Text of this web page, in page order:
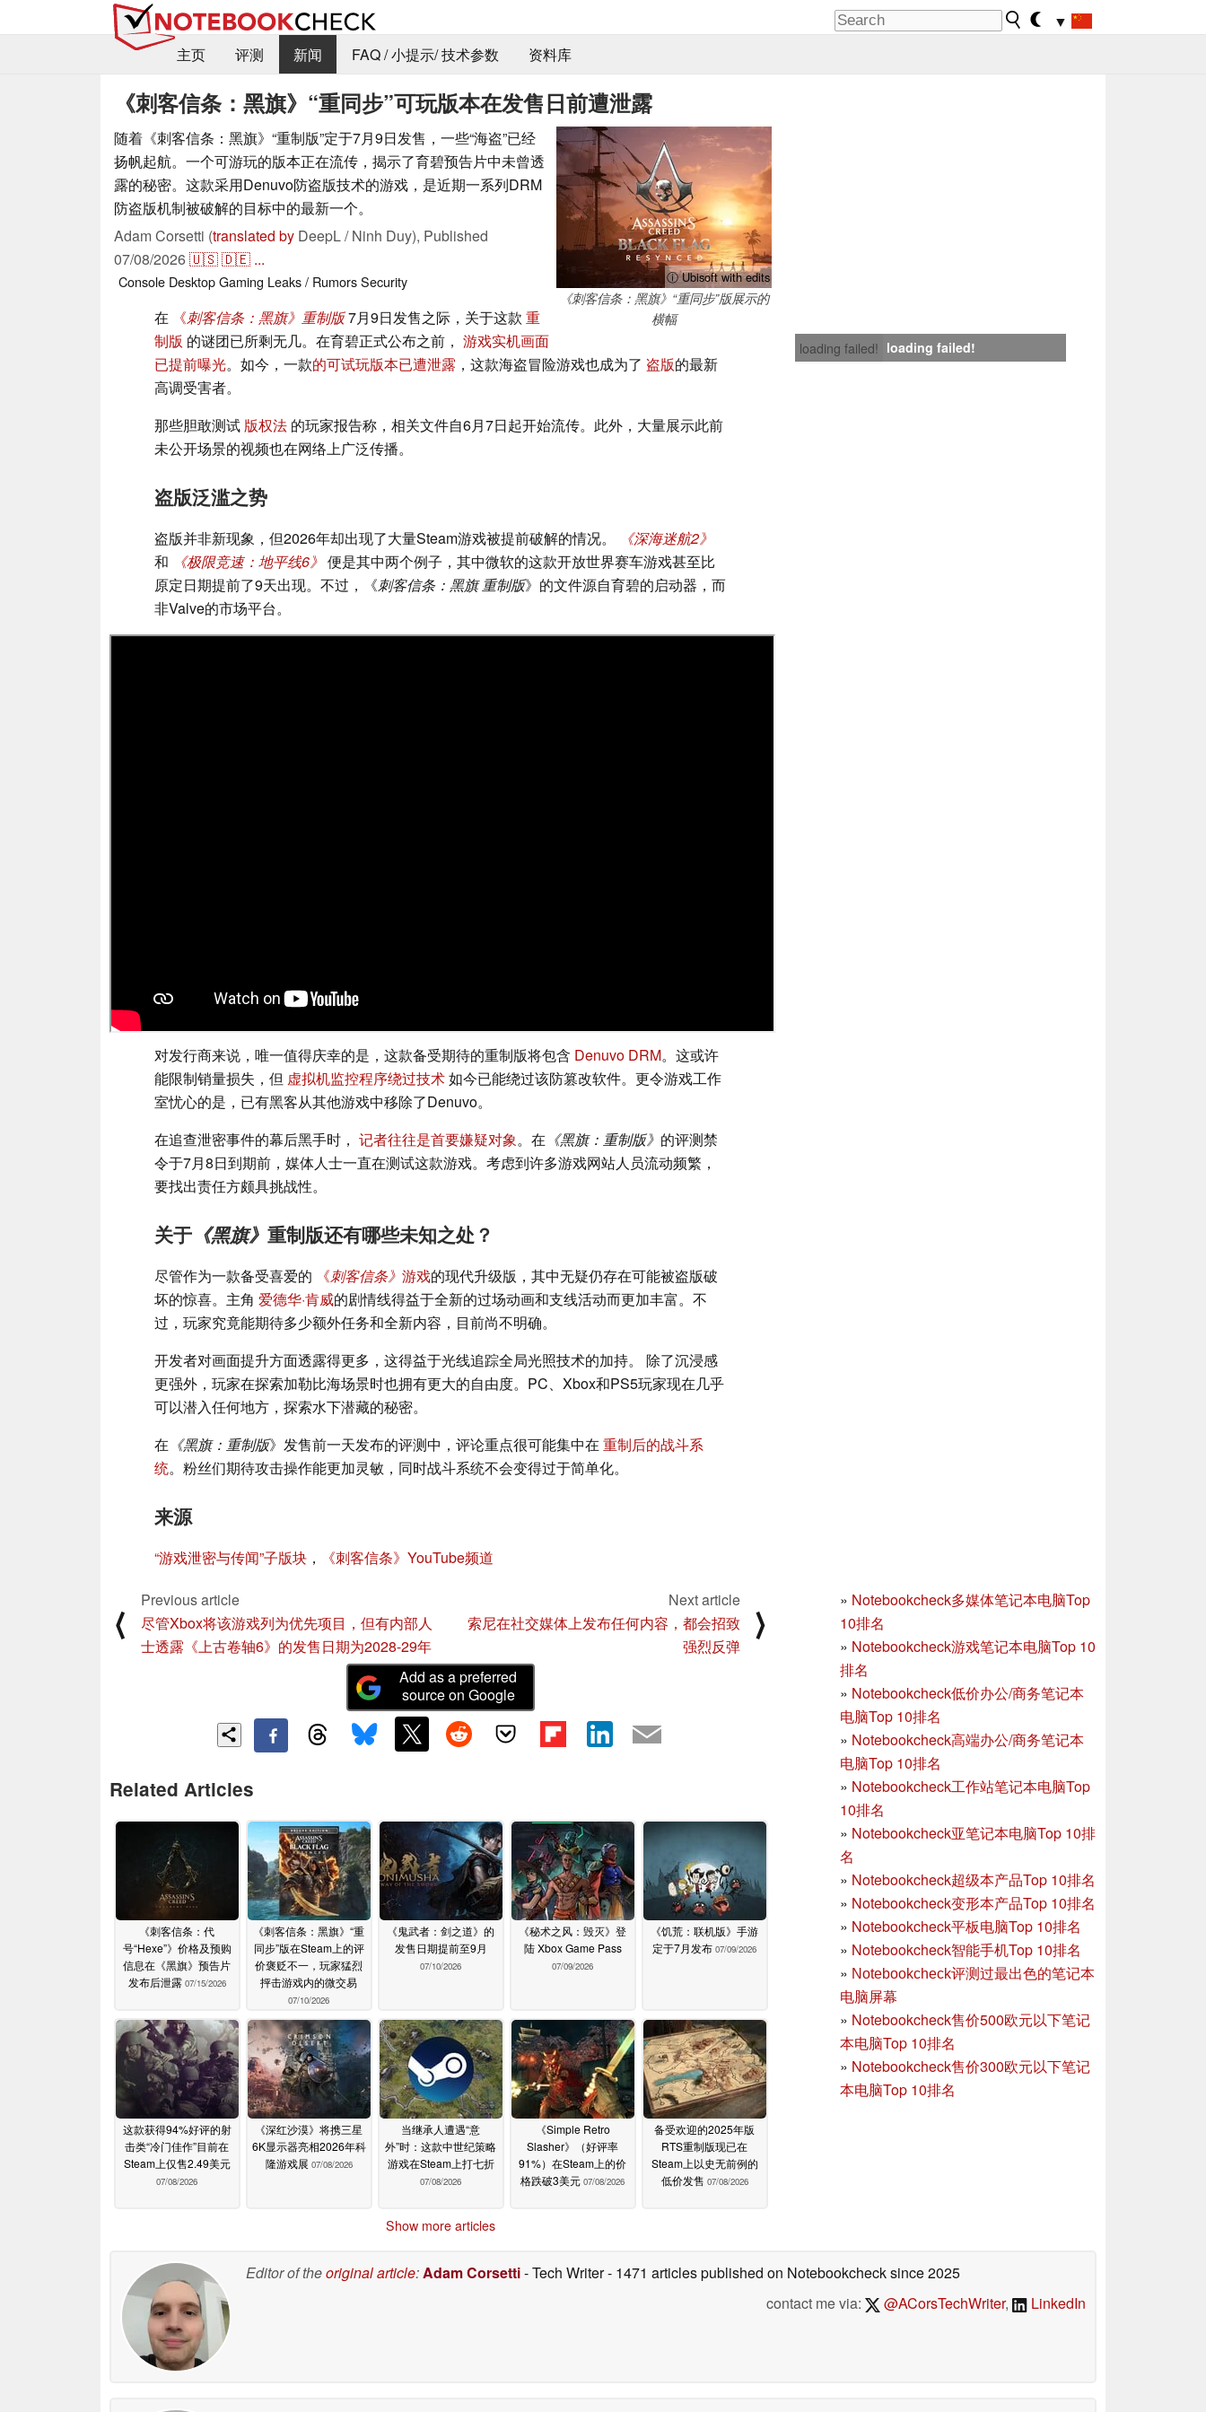
▼
主页
评测 新闻 FAQ / 小提示/ 技术参数 资料库
《刺客信条：黑旗》“重同步”可玩版本在发售日前遭泄露
ⓘ Ubisoft with edits
《刺客信条：黑旗》“重同步”版展示的
横幅
随着《刺客信条：黑旗》“重制版”定于7月9日发售，一些“海盗”已经
扬帆起航。一个可游玩的版本正在流传，揭示了育碧预告片中未曾透
露的秘密。这款采用Denuvo防盗版技术的游戏，是近期一系列DRM
防盗版机制被破解的目标中的最新一个。
Adam Corsetti (translated by DeepL / Ninh Duy), Published
07/08/2026🇺🇸🇩🇪 ...
Console DesktopGaming Leaks / RumorsSecurity
loading failed! loading failed!
在 《刺客信条：黑旗》重制版7月9日发售之际，关于这款 重
制版 的谜团已所剩无几。在育碧正式公布之前， 游戏实机画面
已提前曝光。如今，一款的可试玩版本已遭泄露 ，这款海盗冒险游戏也成为了 盗版的最新
高调受害者。
那些胆敢测试 版权法 的玩家报告称，相关文件自6月7日起开始流传。此外，大量展示此前
未公开场景的视频也在网络上广泛传播。
盗版泛滥之势
盗版并非新现象，但2026年却出现了大量Steam游戏被提前破解的情况。
《深海迷航2》
和
《极限竞速：地平线6》 便是其中两个例子，其中微软的这款开放世界赛车游戏甚至比
原定日期提前了9天出现。不过，《刺客信条：黑旗 重制版》的文件源自育碧的启动器，而
非Valve的市场平台。
对发行商来说，唯一值得庆幸的是，这款备受期待的重制版将包含 Denuvo DRM。这或许
能限制销量损失，但 虚拟机监控程序绕过技术如今已能绕过该防篡改软件。更令游戏工作
室忧心的是，已有黑客从其他游戏中移除了Denuvo。
在追查泄密事件的幕后黑手时， 记者往往是首要嫌疑对象。在 《黑旗：重制版》 的评测禁
令于7月8日到期前，媒体人士一直在测试这款游戏。考虑到许多游戏网站人员流动频繁，
要找出责任方颇具挑战性。
关于 《黑旗》 重制版还有哪些未知之处？
尽管作为一款备受喜爱的 《刺客信条》 游戏的现代升级版，其中无疑仍存在可能被盗版破
坏的惊喜。主角 爱德华·肯威的剧情线得益于全新的过场动画和支线活动而更加丰富。不
过，玩家究竟能期待多少额外任务和全新内容，目前尚不明确。
开发者对画面提升方面透露得更多，这得益于光线追踪全局光照技术的加持。 除了沉浸感
更强外，玩家在探索加勒比海场景时也拥有更大的自由度。PC、Xbox和PS5玩家现在几乎
可以潜入任何地方，探索水下潜藏的秘密。
在 《黑旗：重制版》发售前一天发布的评测中，评论重点很可能集中在 重制后的战斗系
统。粉丝们期待攻击操作能更加灵敏，同时战斗系统不会变得过于简单化。
来源
“游戏泄密与传闻”子版块 ， 《刺客信条》YouTube频道
» Notebookcheck多媒体笔记本电脑Top
10排名
» Notebookcheck游戏笔记本电脑Top 10
排名
» Notebookcheck低价办公/商务笔记本
电脑Top 10排名
» Notebookcheck高端办公/商务笔记本
电脑Top 10排名
» Notebookcheck工作站笔记本电脑Top
10排名
» Notebookcheck亚笔记本电脑Top 10排
名
» Notebookcheck超级本产品Top 10排名
» Notebookcheck变形本产品Top 10排名
» Notebookcheck平板电脑Top 10排名
» Notebookcheck智能手机Top 10排名
» Notebookcheck评测过最出色的笔记本
电脑屏幕
» Notebookcheck售价500欧元以下笔记
本电脑Top 10排名
» Notebookcheck售价300欧元以下笔记
本电脑Top 10排名
⟨
Previous article
尽管Xbox将该游戏列为优先项目，但有内部人
士透露《上古卷轴6》的发售日期为2028-29年
Next article
索尼在社交媒体上发布任何内容，都会招致
强烈反弹
⟩
Add as a preferred
source on Google
Related Articles
《刺客信条：代
号“Hexe”》价格及预购
信息在《黑旗》预告片
发布后泄露 07/15/2026
《刺客信条：黑旗》“重
同步”版在Steam上的评
价褒贬不一，玩家猛烈
抨击游戏内的微交易
07/10/2026
《鬼武者：剑之道》的
发售日期提前至9月
07/10/2026
《秘术之风：毁灭》登
陆 Xbox Game Pass
07/09/2026
《饥荒：联机版》手游
定于7月发布 07/09/2026
这款获得94%好评的射
击类“冷门佳作”目前在
Steam上仅售2.49美元
07/08/2026
《深红沙漠》将携三星
6K显示器亮相2026年科
隆游戏展 07/08/2026
当继承人遭遇“意
外”时：这款中世纪策略
游戏在Steam上打七折
07/08/2026
《Simple Retro
Slasher》（好评率
91%）在Steam上的价
格跌破3美元 07/08/2026
备受欢迎的2025年版
RTS重制版现已在
Steam上以史无前例的
低价发售 07/08/2026
Show more articles
Editor of theoriginal article:Adam Corsetti- Tech Writer- 1471 articles published on Notebookchecksince 2025
contact me via:
@ACorsTechWriter, LinkedIn